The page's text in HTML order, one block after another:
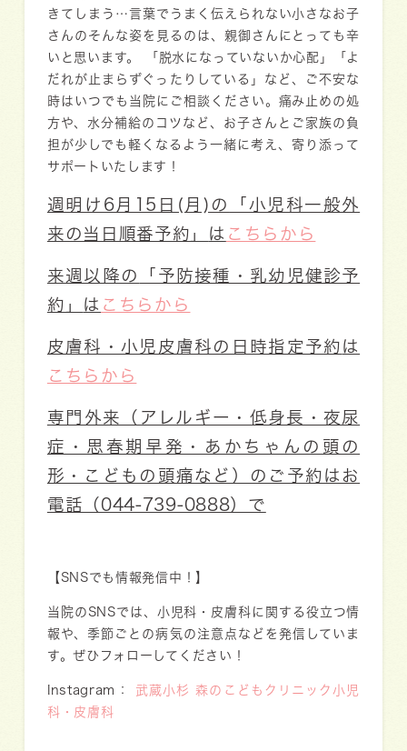
きてしまう…言葉でうまく伝えられない小さなお子
さんのそんな姿を見るのは、親御さんにとっても辛
いと思います。 「脱水になっていないか心配」「よ
だれが止まらずぐったりしている」など、ご不安な
時はいつでも当院にご相談ください。痛み止めの処
方や、水分補給のコツなど、お子さんとご家族の負
担が少しでも軽くなるよう一緒に考え、寄り添って
サポートいたします！
週明け6月15日(月)の
「小児科一般外
来の当日順番予約」
は こちらから
来週以降の
「予防接種・乳幼児健診予
約」 は こちらから
皮膚科・小児皮膚科の日時指定予約 は
こちらから
専門外来（アレルギー・低身長・夜尿
症・思春期早発・あかちゃんの頭の
形・こどもの頭痛など）
のご予約はお
電話（044-739-0888）で
【SNSでも情報発信中！】
当院のSNSでは、小児科・皮膚科に関する役立つ情
報や、季節ごとの病気の注意点などを発信していま
す。ぜひフォローしてください！
Instagram：
武蔵小杉 森のこどもクリニック小児
科・皮膚科